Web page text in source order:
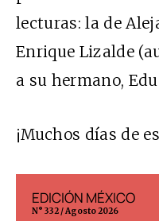
lecturas: la de
Enrique Lizalde
a su hermano,
¡Muchos días de
EDICIÓN MÉXICO
N° 332 / Agosto 2026